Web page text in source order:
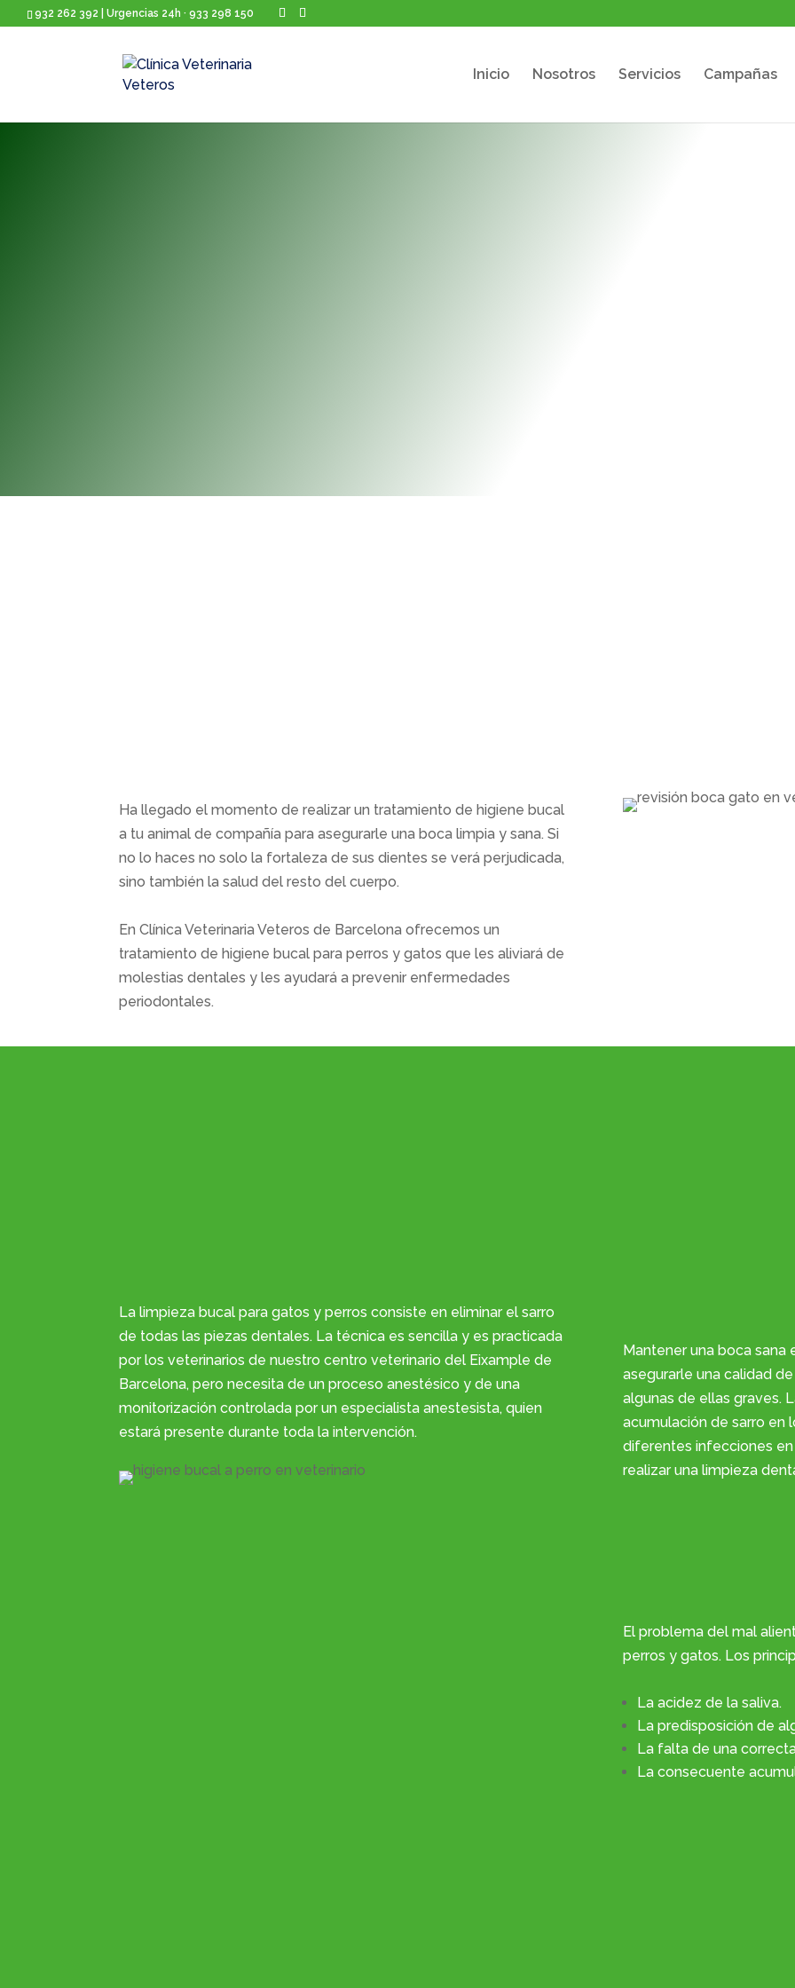
932 262 392 | Urgencias 24h · 933 298 150
Inicio Nosotros Servicios Campañas
Ha llegado el momento de realizar un tratamiento de higiene bucal
a tu animal de compañía para asegurarle una boca limpia y sana. Si
no lo haces no solo la fortaleza de sus dientes se verá perjudicada,
sino también la salud del resto del cuerpo.
EnClínica Veterinaria Veteros de Barcelonaofrecemos un
tratamiento de higiene bucal para perros y gatos que les aliviará de
molestias dentales y les ayudará a prevenir enfermedades
periodontales.
La limpieza bucal para gatos y perros consiste en eliminar el sarro
de todas las piezas dentales. La técnica es sencilla y es practicada
por los veterinarios de nuestro centro veterinario del Eixample de
Barcelona, pero necesita de un proceso anestésico y de una
monitorización controlada por un especialista anestesista, quien
estará presente durante toda la intervención.
Mantener una boca
asegurarle una calidad
algunas de ellas graves.
acumulación de sarro en
diferentes infecciones
realizar una limpieza
El problema del mal
perros y gatos. Los
La acidez de la saliva.
La predisposición de
La falta de una
La consecuente